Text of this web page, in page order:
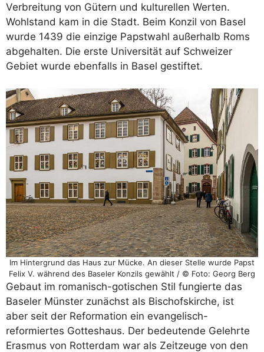
Verbreitung von Gütern und kulturellen Werten.
Wohlstand kam in die Stadt. Beim Konzil von Basel
wurde 1439 die einzige Papstwahl außerhalb Roms
abgehalten. Die erste Universität auf Schweizer
Gebiet wurde ebenfalls in Basel gestiftet.
Im Hintergrund das Haus zur Mücke. An dieser Stelle wurde Papst
Felix V. während des Baseler Konzils gewählt / © Foto: Georg Berg
Gebaut im romanisch-gotischen Stil fungierte das
Baseler Münster zunächst als Bischofskirche, ist
aber seit der Reformation ein evangelisch-
reformiertes Gotteshaus. Der bedeutende Gelehrte
Erasmus von Rotterdam war als Zeitzeuge von den